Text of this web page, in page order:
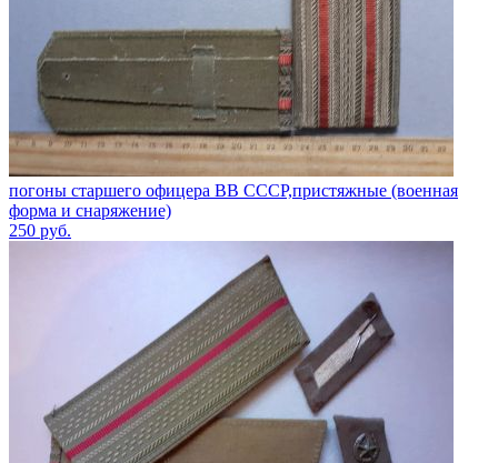
погоны старшего офицера ВВ СССР,пристяжные (военная
форма и снаряжение)
250 руб.